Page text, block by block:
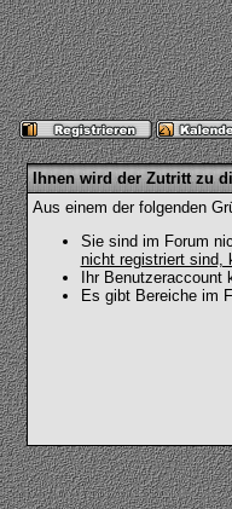
Ihnen wird der Zutritt zu
Aus einem der folgenden
Sie sind im Forum
nicht registriert sind,
Ihr
Es gibt Bereiche im